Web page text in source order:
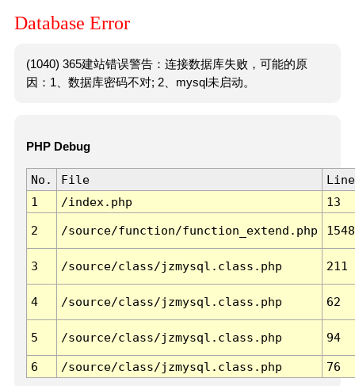
Database Error
(1040) 365建站错误警告：连接数据库失败，可能的原
因：1、数据库密码不对; 2、mysql未启动。
PHP Debug
No. File
Line
1
/index.php 13
2 /source/function/function_extend.php 1548
3 /source/class/jzmysql.class.php 211
4 /source/class/jzmysql.class.php 62
5 /source/class/jzmysql.class.php 94
6 /source/class/jzmysql.class.php 76